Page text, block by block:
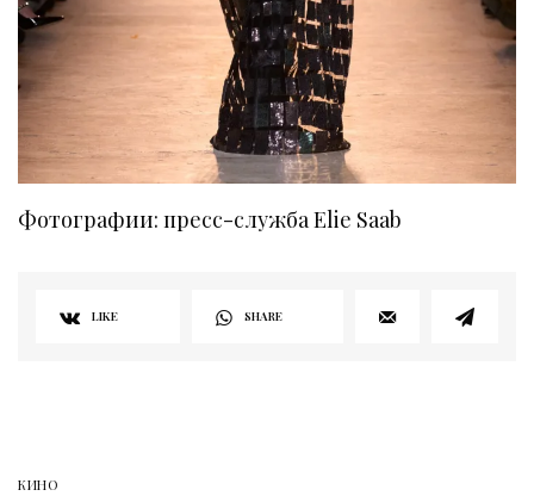
Фотографии: пресс-служба Elie Saab
LIKE SHARE
КИНО